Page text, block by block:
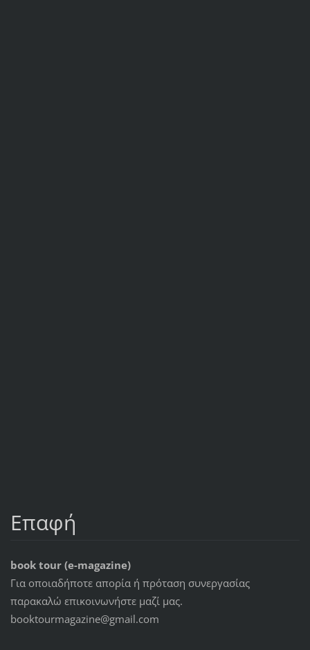
Επαφή
book tour (e-magazine)
Για οποιαδήποτε απορία ή πρόταση συνεργασίας
παρακαλώ επικοινωνήστε μαζί μας.
booktourmagazine@gmail.com